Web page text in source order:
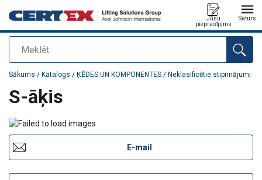
Meklēt
Jūsu
pieprasījums
Saturs
Pievienots jūsu pasūtījumam
Sākums / Katalogs / ĶĒDES UN KOMPONENTES / Neklasificētie stiprinājumi
S-āķis
E-mail